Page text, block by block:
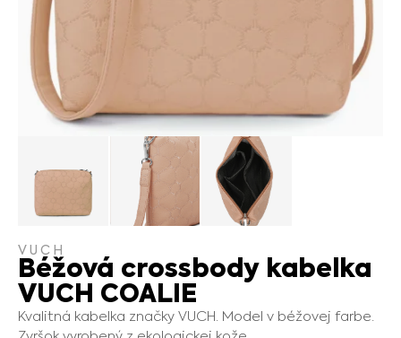
VUCH
Béžová crossbody kabelka
VUCH COALIE
Kvalitná kabelka značky VUCH. Model v béžovej farbe.